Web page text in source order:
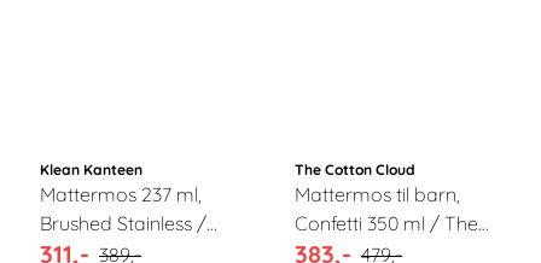
Klean Kanteen
Mattermos 237 ml,
Brushed Stainless /
Klean Kanteen
311,- 389,-
The Cotton Cloud
Mattermos til barn,
Confetti 350 ml / The
Cotton Cloud
383,- 479,-